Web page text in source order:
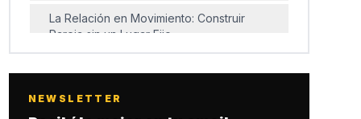
La Relación en Movimiento: Construir
Pareja sin un Lugar Fijo
El Futuro del Canal y los Proyectos que
Vienen
NEWSLETTER